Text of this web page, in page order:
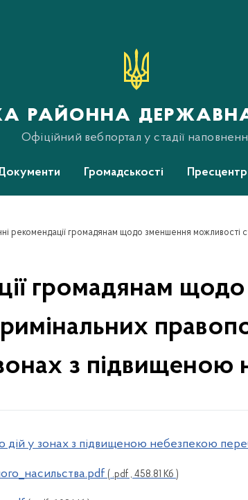
районна
Офіційний вебпортал у стадії
Громадськості Пресцентр
громадянам
з підвищеною
дій у зонах з підвищеною небезпекою
( .pdf , 458.81 Кб )